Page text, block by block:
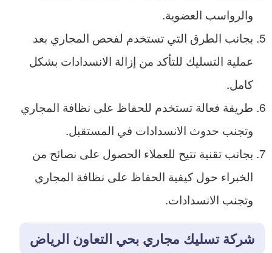
والرواسب العضوية.
بجانب الطرق التي تستخدم لفحص المجاري بعد
عملية التسليك للتأكد من إزالة الانسدادات بشكل
كامل.
طريقة فعالة تستخدم للحفاظ على نظافة المجاري
وتجنب حدوث الانسدادات في المستقبل.
بجانب تقنية تتيح للعملاء الحصول على نصائح من
الخبراء حول كيفية الحفاظ على نظافة المجاري
وتجنب الانسدادات.
شركة تسليك مجاري بحي التعاون الرياض